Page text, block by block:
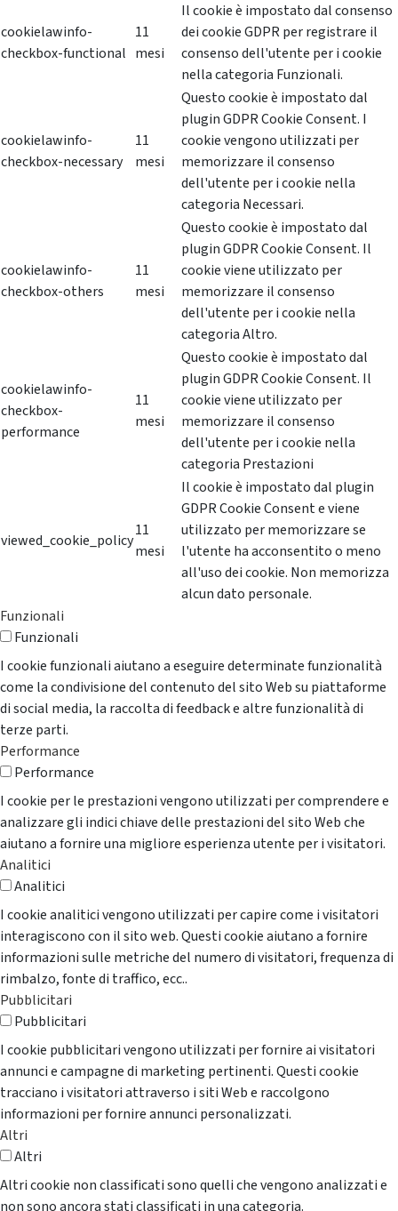
cookielawinfo-
checkbox-functional
11
mesi
Il cookie è impostato dal consenso
dei cookie GDPR per registrare il
consenso dell'utente per i cookie
nella categoria Funzionali.
cookielawinfo-
checkbox-necessary
11
mesi
Questo cookie è impostato dal
plugin GDPR Cookie Consent. I
cookie vengono utilizzati per
memorizzare il consenso
dell'utente per i cookie nella
categoria Necessari.
cookielawinfo-
checkbox-others
11
mesi
Questo cookie è impostato dal
plugin GDPR Cookie Consent. Il
cookie viene utilizzato per
memorizzare il consenso
dell'utente per i cookie nella
categoria Altro.
cookielawinfo-
checkbox-
performance
11
mesi
Questo cookie è impostato dal
plugin GDPR Cookie Consent. Il
cookie viene utilizzato per
memorizzare il consenso
dell'utente per i cookie nella
categoria Prestazioni
viewed_cookie_policy
11
mesi
Il cookie è impostato dal plugin
GDPR Cookie Consent e viene
utilizzato per memorizzare se
l'utente ha acconsentito o meno
all'uso dei cookie. Non memorizza
alcun dato personale.
Funzionali
Funzionali
I cookie funzionali aiutano a eseguire determinate funzionalità
come la condivisione del contenuto del sito Web su piattaforme
di social media, la raccolta di feedback e altre funzionalità di
terze parti.
Performance
Performance
I cookie per le prestazioni vengono utilizzati per comprendere e
analizzare gli indici chiave delle prestazioni del sito Web che
aiutano a fornire una migliore esperienza utente per i visitatori.
Analitici
Analitici
I cookie analitici vengono utilizzati per capire come i visitatori
interagiscono con il sito web. Questi cookie aiutano a fornire
informazioni sulle metriche del numero di visitatori, frequenza di
rimbalzo, fonte di traffico, ecc..
Pubblicitari
Pubblicitari
I cookie pubblicitari vengono utilizzati per fornire ai visitatori
annunci e campagne di marketing pertinenti. Questi cookie
tracciano i visitatori attraverso i siti Web e raccolgono
informazioni per fornire annunci personalizzati.
Altri
Altri
Altri cookie non classificati sono quelli che vengono analizzati e
non sono ancora stati classificati in una categoria.